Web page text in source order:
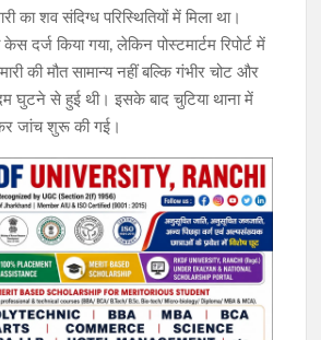
का शव संदिग्ध परिस्थितियों में मिला था।
दर्ज किया गया, लेकिन पोस्टमार्टम रिपोर्ट में
की मौत सामान्य नहीं बल्कि गंभीर चोट और
घुटने से हुई थी। इसके बाद चुटिया थाना में
कर जांच शुरू की गई।